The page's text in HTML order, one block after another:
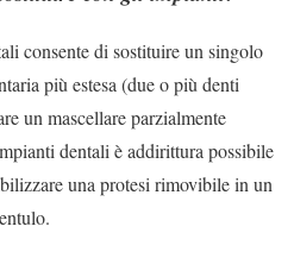
consente di sostituire un singolo
più estesa (due o più denti
un mascellare parzialmente
dentali è addirittura possibile
una protesi rimovibile in un